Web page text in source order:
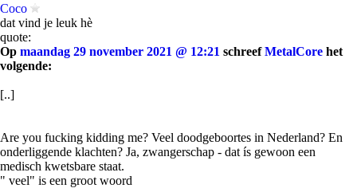
Coco
dat vind je leuk hè
quote:
Op maandag 29 november 2021 @ 12:21 schreefMetalCore het
volgende:
[..]
Are you fucking kidding me? Veel doodgeboortes in Nederland? En
onderliggende klachten? Ja, zwangerschap - dat ís gewoon een
medisch kwetsbare staat.
" veel" is een groot woord